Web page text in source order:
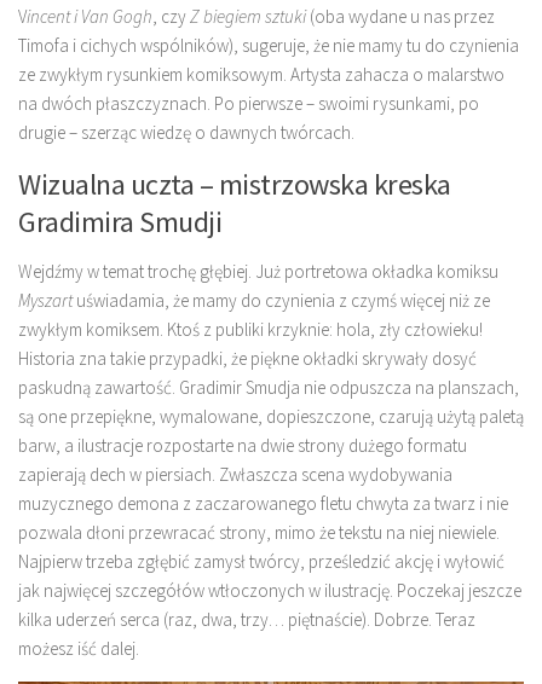
Vincent i Van Gogh , czyZ biegiem sztuki(oba wydane u nas przez
Timofa i cichych wspólników), sugeruje, że nie mamy tu do czynienia
ze zwykłym rysunkiem komiksowym. Artysta zahacza o malarstwo
na dwóch płaszczyznach. Po pierwsze – swoimi rysunkami, po
drugie – szerząc wiedzę o dawnych twórcach.
Wizualna uczta – mistrzowska kreska
Gradimira Smudji
Wejdźmy w temat trochę głębiej. Już portretowa okładka komiksu
Myszartuświadamia, że mamy do czynienia z czymś więcej niż ze
zwykłym komiksem. Ktoś z publiki krzyknie: hola, zły człowieku!
Historia zna takie przypadki, że piękne okładki skrywały dosyć
paskudną zawartość. Gradimir Smudja nie odpuszcza na planszach,
są one przepiękne, wymalowane, dopieszczone, czarują użytą paletą
barw, a ilustracje rozpostarte na dwie strony dużego formatu
zapierają dech w piersiach. Zwłaszcza scena wydobywania
muzycznego demona z zaczarowanego fletu chwyta za twarz i nie
pozwala dłoni przewracać strony, mimo że tekstu na niej niewiele.
Najpierw trzeba zgłębić zamysł twórcy, prześledzić akcję i wyłowić
jak najwięcej szczegółów wtłoczonych w ilustrację. Poczekaj jeszcze
kilka uderzeń serca (raz, dwa, trzy… piętnaście). Dobrze. Teraz
możesz iść dalej.